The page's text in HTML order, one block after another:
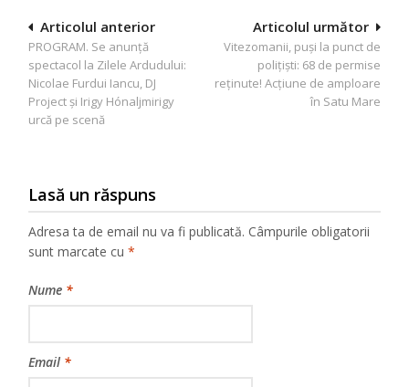
Navigare
în
articole
Articolul următor
Vitezomanii, puși la punct de
polițiști: 68 de permise
reținute! Acțiune de amploare
în Satu Mare
Articolul anterior
PROGRAM. Se anunță
spectacol la Zilele Ardudului:
Nicolae Furdui Iancu, DJ
Project și Irigy Hónaljmirigy
urcă pe scenă
Lasă un răspuns
Adresa ta de email nu va fi publicată. Câmpurile obligatorii
sunt marcate cu*
Nume *
Email *